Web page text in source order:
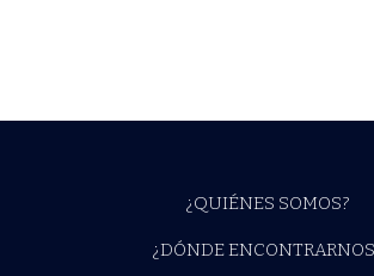
¿QUIÉNES SOMOS?
¿DÓNDE